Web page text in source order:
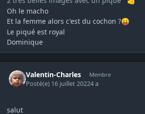
Oh le macho
Et la femme alors c'est du cochon ?😛
Le piqué est royal
Dominique
Valentin-Charles Membre
Posté(e) 16 juillet 20224 a
salut